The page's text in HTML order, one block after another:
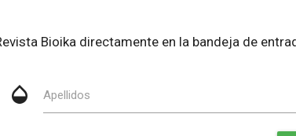
Bioika directamente en la bandeja de
opacity Apellidos